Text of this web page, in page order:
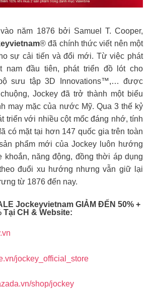
năm 1876 bởi Samuel T. Cooper,
® đã chính thức viết nên một
sự cải tiến và đổi mới. Từ việc phát
nam đầu tiên, phát triển đồ lót cho
sưu tập 3D Innovations™,… được
Jockey đã trở thành một biểu
may mặc của nước Mỹ. Qua 3 thế kỷ
triển với nhiều cột mốc đáng nhớ, tính
có mặt tại hơn 147 quốc gia trên toàn
phẩm mới của Jockey luôn hướng
khoắn, năng động, đồng thời áp dụng
đuổi xu hướng nhưng vẫn giữ lại
từ 1876 đến nay.
Jockeyvietnam GIẢM ĐẾN 50% +
Tại CH & Website:
jockey_official_store
shop/jockey